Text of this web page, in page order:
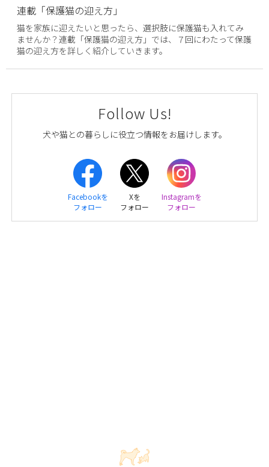
連載「保護猫の迎え方」
猫を家族に迎えたいと思ったら、選択肢に保護猫も入れてみ
ませんか？連載「保護猫の迎え方」では、７回にわたって保護
猫の迎え方を詳しく紹介していきます。
Follow Us!
犬や猫との暮らしに役立つ情報をお届けします。
Facebookを
フォロー
Xを
フォロー
Instagramを
フォロー